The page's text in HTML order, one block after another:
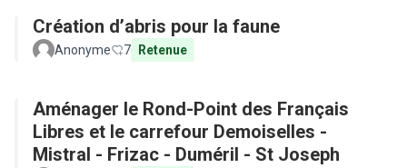
Création d’abris pour la faune
Anonyme 7 Retenue
Aménager le Rond-Point des Français
Libres et le carrefour Demoiselles -
Mistral - Frizac - Duméril - St Joseph